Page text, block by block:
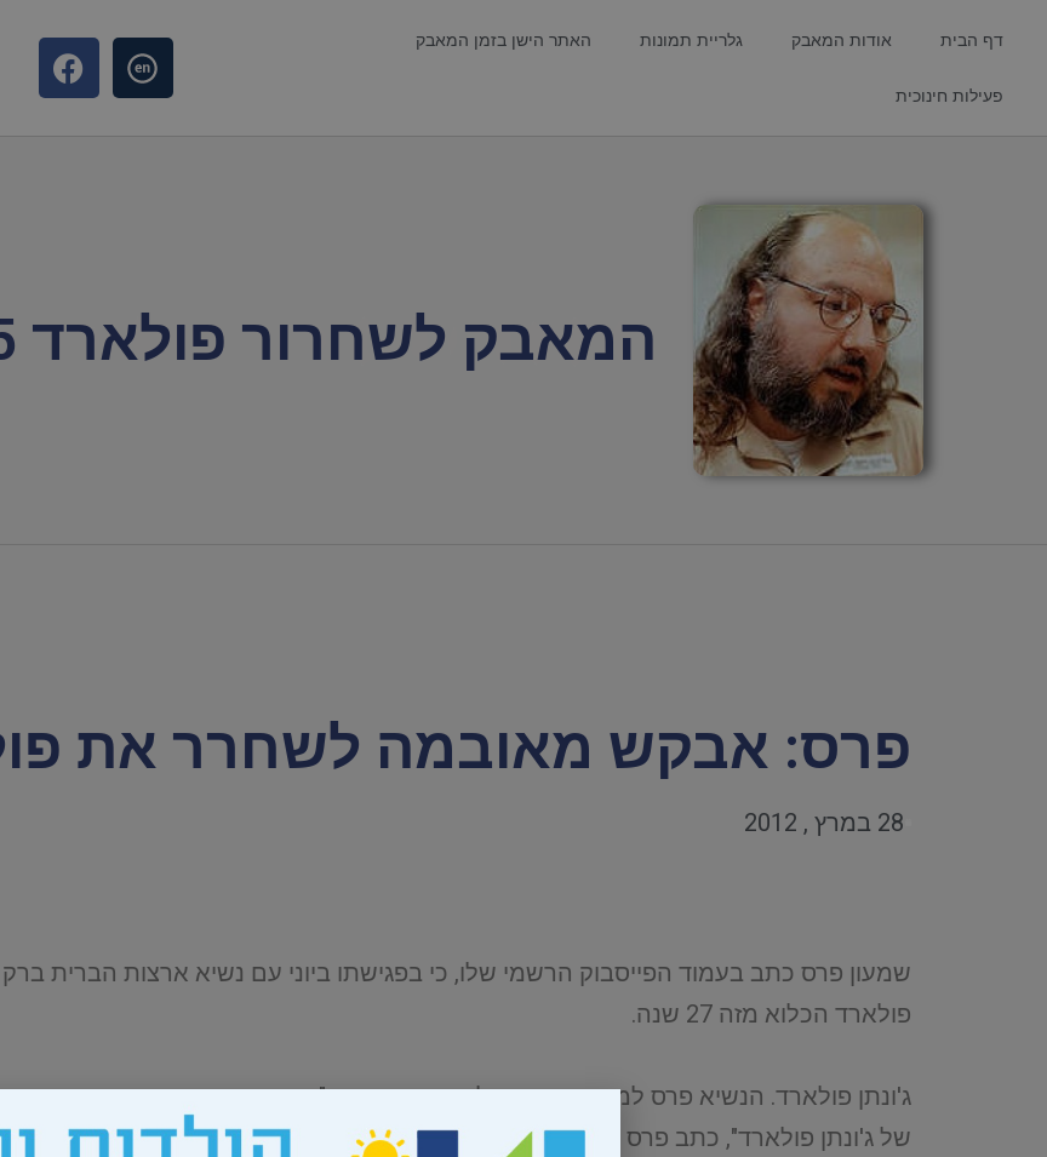
דף הבית אודות המאבק גלריית תמונות האתר הישן בזמן המאבק
פעילות חינוכית
המאבק לשחרור פולארד 35 שנה!
פרס: אבקש מאובמה לשחרר את
28 במרץ , 2012
שמעון פרס כתב בעמוד הפייסבוק הרשמי שלו, כי בפגישתו ביוני עם נשיא ארצות הברית
פולארד הכלוא מזה 27 שנה.
ג'ונתן פולארד. הנשיא פרס למען שחרורו צילום ארכיון: אי-פי"כנשיא המדינה אני רואה
של ג'ונתן פולארד", כתב פרס והוסיף כי גם בעבר במהלך פגישותיו עם הנשיא אובמה